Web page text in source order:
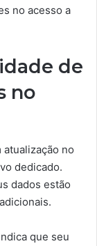
no acesso a
de
no
no
dedicado.
dados estão
que seu